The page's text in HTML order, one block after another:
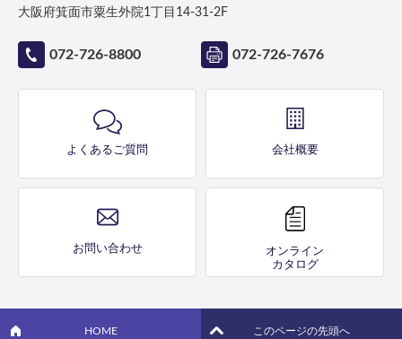
大阪府箕面市粟生外院1丁目14-31-2F
072-726-8800 072-726-7676
よくあるご質問 会社概要
お問い合わせ
オンライン
カタログ
HOME このページの先頭へ